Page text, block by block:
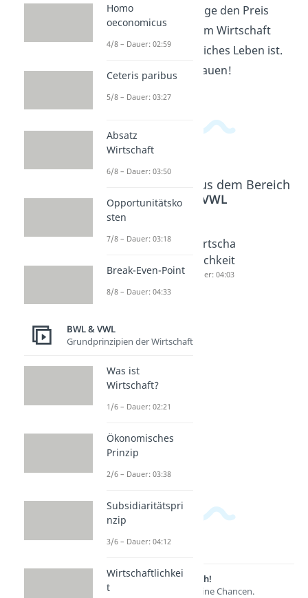
Angebot und Nachfrage den Preis
bestimmen und warum Wirtschaft
wichtig für unser tägliches Leben ist.
Viel Spaß beim Zuschauen!
Beliebte Inhalte aus dem Bereich
BWL & VWL
Ökonomi
Prinzip
Dauer: 03:38
Subsidiar
zip
Dauer: 04:12
Wirtscha
ftlichkeit
Dauer: 04:03
Lernen lohnt sich!
Entdecke hier deine Chancen.
Homo
oeconomicus
4/8 – Dauer: 02:59
Ceteris paribus
5/8 – Dauer: 03:27
Absatz
Wirtschaft
6/8 – Dauer: 03:50
Opportunitätsko
sten
7/8 – Dauer: 03:18
Break-Even-Point
8/8 – Dauer: 04:33
BWL & VWL
Grundprinzipien der Wirtschaft
Was ist
Wirtschaft?
1/6 – Dauer: 02:21
Ökonomisches
Prinzip
2/6 – Dauer: 03:38
Subsidiaritätspri
nzip
3/6 – Dauer: 04:12
Wirtschaftlichkei
t